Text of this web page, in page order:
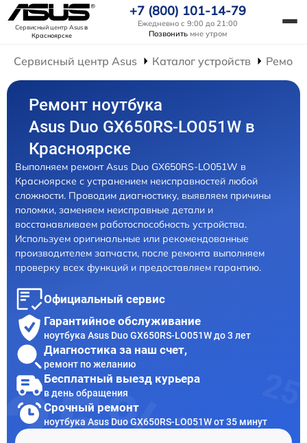
Сервисный центр Asusв
Красноярске
+7 (800) 101-14-79
Ежедневно с 9:00 до 21:00
Позвонить мне утром
Сервисный центр Asus Каталог устройств
Ремонт ноутбука
Asus Duo GX650RS-LO051W в
Красноярске
Выполняем ремонт Asus Duo GX650RS-LO051W в
Красноярске с устранением неисправностей любой
сложности. Проводим диагностику, выявляем причины
поломки, заменяем неисправные детали и
восстанавливаем работоспособность устройства.
Используем оригинальные или рекомендованные
производителем запчасти, после ремонта выполняем
проверку всех функций и предоставляем гарантию.
Официальный сервис
Гарантийное обслуживание
ноутбука Asus Duo GX650RS-LO051W до 3 лет
Диагностика за наш счет,
ремонт по желанию
Бесплатный выезд курьера
в день обращения
Срочный ремонт
ноутбука Asus Duo GX650RS-LO051W от 35 минут